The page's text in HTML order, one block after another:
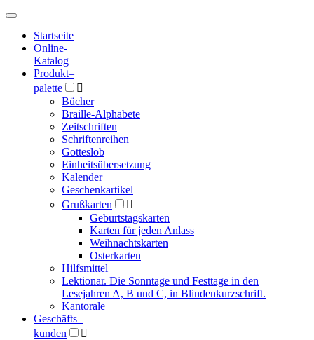
Hauptmenü
Hauptmenü
Startseite
Online-
Katalog
Produkt–
palette

Bücher
Braille-Alphabete
Zeitschriften
Schriftenreihen
Gotteslob
Einheitsübersetzung
Kalender
Geschenkartikel
Grußkarten

Geburtstagskarten
Karten für jeden Anlass
Weihnachtskarten
Osterkarten
Hilfsmittel
Lektionar. Die Sonntage und Festtage in den
Lesejahren A, B und C, in Blindenkurzschrift.
Kantorale
Geschäfts­–
kunden
